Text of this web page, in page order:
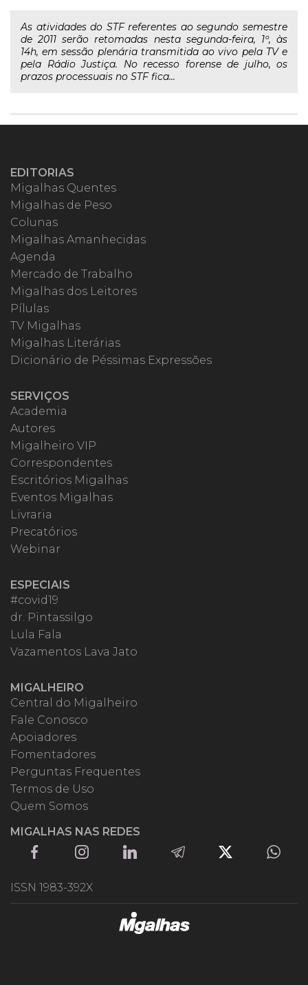
As atividades do STF referentes ao segundo semestre
de 2011 serão retomadas nesta segunda-feira, 1º, às
14h, em sessão plenária transmitida ao vivo pela TV e
pela Rádio Justiça. No recesso forense de julho, os
prazos processuais no STF fica...
EDITORIAS
Migalhas Quentes
Migalhas de Peso
Colunas
Migalhas Amanhecidas
Agenda
Mercado de Trabalho
Migalhas dos Leitores
Pílulas
TV Migalhas
Migalhas Literárias
Dicionário de Péssimas Expressões
SERVIÇOS
Academia
Autores
Migalheiro VIP
Correspondentes
Escritórios Migalhas
Eventos Migalhas
Livraria
Precatórios
Webinar
ESPECIAIS
#covid19
dr. Pintassilgo
Lula Fala
Vazamentos Lava Jato
MIGALHEIRO
Central do Migalheiro
Fale Conosco
Apoiadores
Fomentadores
Perguntas Frequentes
Termos de Uso
Quem Somos
MIGALHAS NAS REDES
ISSN 1983-392X